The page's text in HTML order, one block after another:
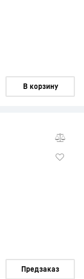
В корзину
Предзаказ